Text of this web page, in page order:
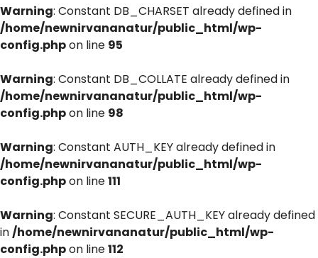
Warning: Constant DB_CHARSET already defined in
/home/newnirvananatur/public_html/wp-
config.phpon line 95
Warning: Constant DB_COLLATE already defined in
/home/newnirvananatur/public_html/wp-
config.phpon line 98
Warning: Constant AUTH_KEY already defined in
/home/newnirvananatur/public_html/wp-
config.phpon line111
Warning: Constant SECURE_AUTH_KEY already defined
in/home/newnirvananatur/public_html/wp-
config.phpon line112